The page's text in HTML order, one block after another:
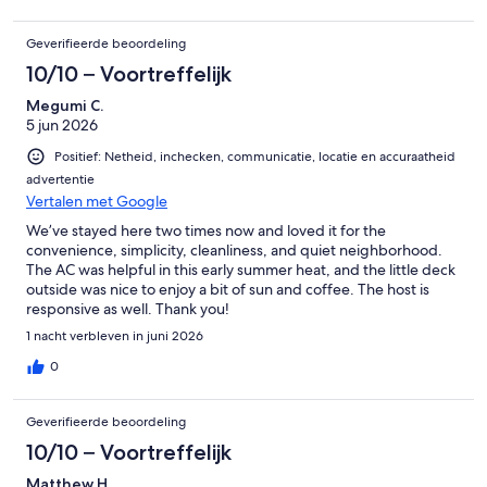
Geverifieerde beoordeling
10/10 – Voortreffelijk
Megumi C.
5 jun 2026
Positief: Netheid, inchecken, communicatie, locatie en accuraatheid
advertentie
Vertalen met Google
We’ve stayed here two times now and loved it for the
convenience, simplicity, cleanliness, and quiet neighborhood.
The AC was helpful in this early summer heat, and the little deck
outside was nice to enjoy a bit of sun and coffee. The host is
responsive as well. Thank you!
1 nacht verbleven in juni 2026
0
Geverifieerde beoordeling
10/10 – Voortreffelijk